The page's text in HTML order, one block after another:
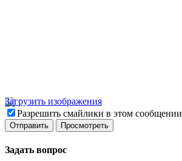
Загрузить изображения
Разрешить смайлики в этом сообщении
Задать вопрос